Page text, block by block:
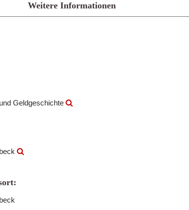
Weitere Informationen
Geldgeschichte